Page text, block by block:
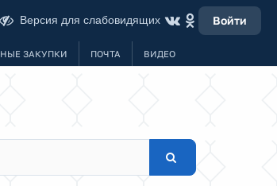
Версия для слабовидящих Войти
ЗАКУПКИ ПОЧТА ВИДЕО